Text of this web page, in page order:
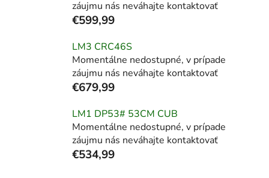
záujmu nás neváhajte kontaktovať
€599,99
LM3 CRC46S
Momentálne nedostupné, v prípade
záujmu nás neváhajte kontaktovať
€679,99
LM1 DP53# 53CM CUB
Momentálne nedostupné, v prípade
záujmu nás neváhajte kontaktovať
€534,99